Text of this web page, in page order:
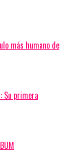
más humano de
Su primera